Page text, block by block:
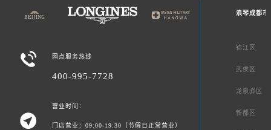
 网点服务热线
400-995-7728

营业时间：
门店营业：09:00-19:30（节假日正常营业）
浪琴成都市
锦江区
武侯区
龙泉驿区
新都区